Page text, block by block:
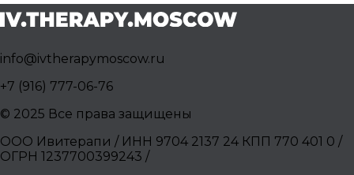
info@ivtherapymoscow.ru
+7 (916) 777-06-76
© 2025 Все права защищены
ООО Ивитерапи / ИНН 9704 2137 24 КПП 770 401 0 /
ОГРН 1237700399243 /